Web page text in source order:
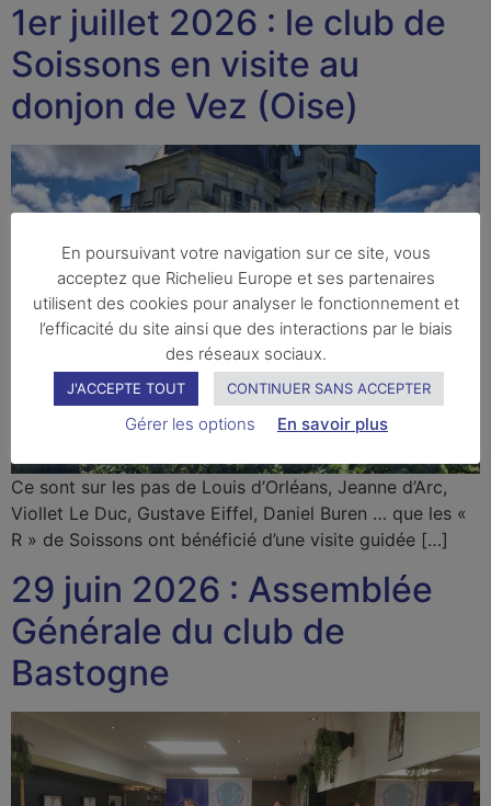
1er juillet 2026 : le club de
Soissons en visite au
donjon de Vez (Oise)
Ce sont sur les pas de Louis d’Orléans, Jeanne d’Arc,
Viollet Le Duc, Gustave Eiffel, Daniel Buren … que les «
R » de Soissons ont bénéficié d’une visite guidée […]
29 juin 2026 : Assemblée
Générale du club de
Bastogne
En poursuivant votre navigation sur ce site, vous
acceptez que Richelieu Europe et ses partenaires
utilisent des cookies pour analyser le fonctionnement et
l’efficacité du site ainsi que des interactions par le biais
des réseaux sociaux.
J'ACCEPTE TOUT CONTINUER SANS ACCEPTER
Gérer les options En savoir plus